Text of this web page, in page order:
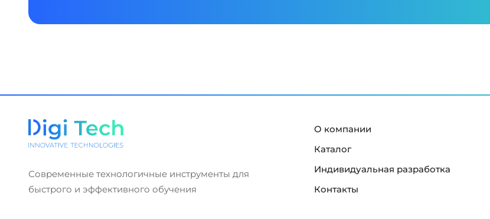
Современные технологичные инструменты для
быстрого и эффективного обучения
О компании
Каталог
Индивидуальная разработка
Контакты